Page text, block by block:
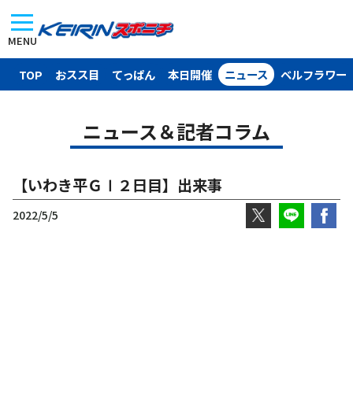
MENU
TOP おスス目 てっぱん 本日開催 ニュース ベルフラワー
ニュース＆記者コラム
【いわき平ＧⅠ２日目】出来事
2022/5/5